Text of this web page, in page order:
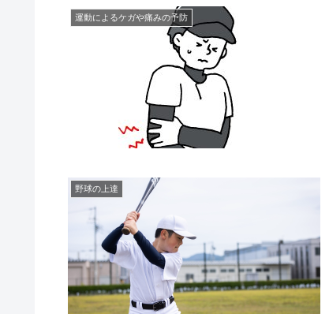
運動によるケガや痛みの予防
野球の上達